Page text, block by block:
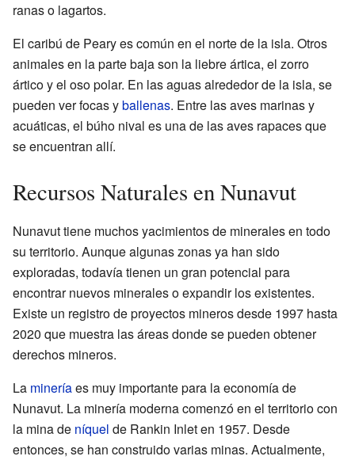
ranas o lagartos.
El caribú de Peary es común en el norte de la isla. Otros
animales en la parte baja son la liebre ártica, el zorro
ártico y el oso polar. En las aguas alrededor de la isla, se
pueden ver focas yballenas. Entre las aves marinas y
acuáticas, el búho nival es una de las aves rapaces que
se encuentran allí.
Recursos Naturales en Nunavut
Nunavut tiene muchos yacimientos de minerales en todo
su territorio. Aunque algunas zonas ya han sido
exploradas, todavía tienen un gran potencial para
encontrar nuevos minerales o expandir los existentes.
Existe un registro de proyectos mineros desde 1997 hasta
2020 que muestra las áreas donde se pueden obtener
derechos mineros.
La mineríaes muy importante para la economía de
Nunavut. La minería moderna comenzó en el territorio con
la mina de níquel de Rankin Inlet en 1957. Desde
entonces, se han construido varias minas. Actualmente,